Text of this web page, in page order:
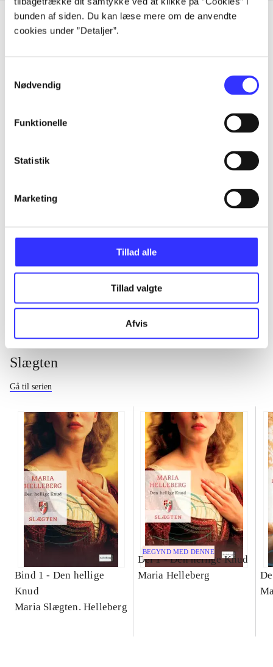
bunden af siden. Du kan læse mere om de anvendte
cookies under ”Detaljer”.
Nødvendig
Funktionelle
Statistik
Marketing
Tillad alle
Tillad valgte
Afvis
...
Slægten
Gå til serien
Bind 1 - Den hellige
Knud
Maria Slægten. Helleberg
BEGYND MED DENNE
Del 1 -Den hellige Knud
Maria Helleberg